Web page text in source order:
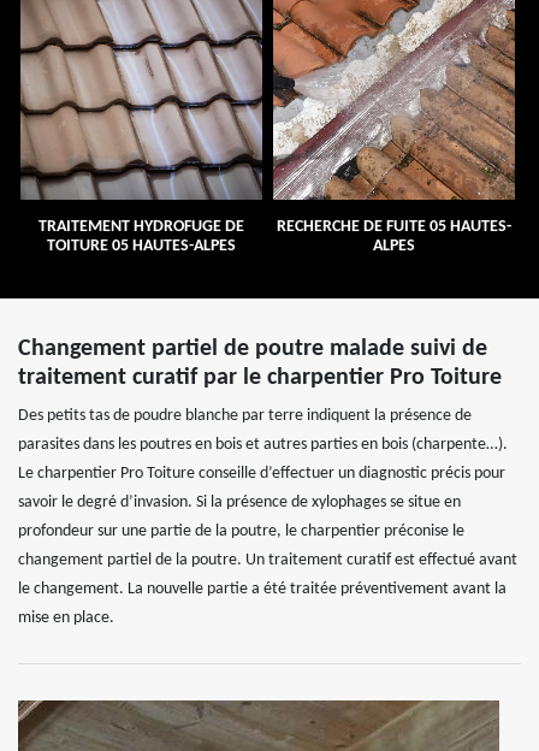
TRAITEMENT HYDROFUGE DE
TOITURE 05 HAUTES-ALPES
RECHERCHE DE FUITE 05 HAUTES-
ALPES
Changement partiel de poutre malade suivi de
traitement curatif par le charpentier Pro Toiture
Des petits tas de poudre blanche par terre indiquent la présence de
parasites dans les poutres en bois et autres parties en bois (charpente…).
Le charpentier Pro Toiture conseille d’effectuer un diagnostic précis pour
savoir le degré d’invasion. Si la présence de xylophages se situe en
profondeur sur une partie de la poutre, le charpentier préconise le
changement partiel de la poutre. Un traitement curatif est effectué avant
le changement. La nouvelle partie a été traitée préventivement avant la
mise en place.